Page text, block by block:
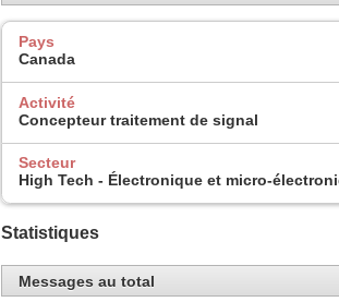
Pays
Canada
Activité
Concepteur traitement de signal
Secteur
High Tech - Électronique et micro-
Statistiques
Messages au total